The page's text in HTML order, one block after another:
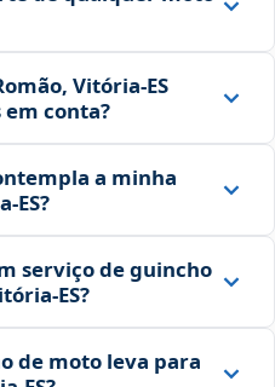
Vitória‑ES
conta?
a minha
serviço de guincho
de moto leva para